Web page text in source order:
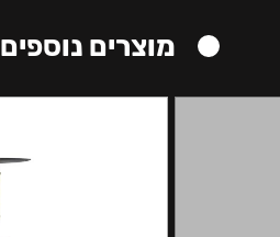
מוצרים נוספים